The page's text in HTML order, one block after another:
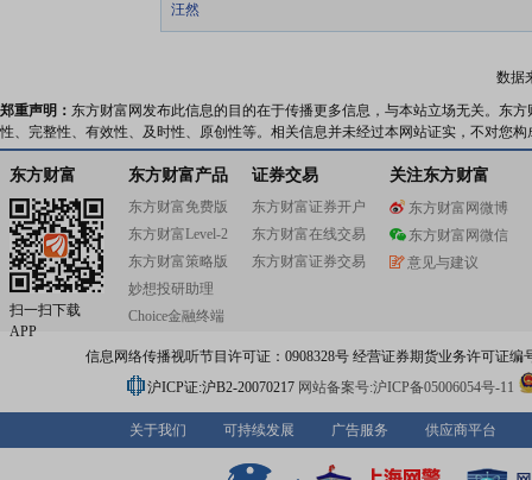
汪然
数据
郑重声明： 东方财富网发布此信息的目的在于传播更多信息，与本站立场无关。东
性、完整性、有效性、及时性、原创性等。相关信息并未经过本网站证实，不对您
东方财富
扫一扫下载
APP
东方财富产品
东方财富免费版
东方财富Level-2
东方财富策略版
妙想投研助理
Choice金融终端
证券交易
东方财富证券开户
东方财富在线交易
东方财富证券交易
关注东方财富
东方财富网微博
东方财富网微信
意见与建议
信息网络传播视听节目许可证：0908328号 经营证券期货业务许可证编
沪ICP证:沪B2-20070217 网站备案号:沪ICP备05006054号-11
关于我们 可持续发展 广告服务 供应商平台